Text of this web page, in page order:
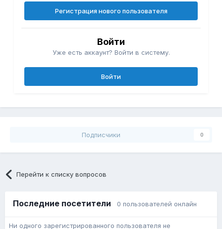
Регистрация нового пользователя
Войти
Уже есть аккаунт? Войти в систему.
Войти
Подписчики 0
Перейти к списку вопросов
Последние посетители 0 пользователей онлайн
Ни одного зарегистрированного пользователя не